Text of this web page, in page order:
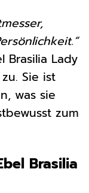
Brasilia Lady
Sie ist
was sie
zum
Brasilia